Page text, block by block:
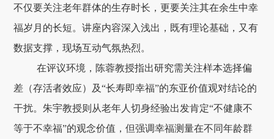
不仅要关注老年群体的生存时长，更要关注其在余生中幸
福岁月的长短。讲座内容深入浅出，既有理论基础，又有
数据支撑，现场互动气氛热烈。
在评议环境，陈蓉教授指出研究需关注样本选择偏
差（存活者效应）及“长寿即幸福”的东亚价值观对结论的
干扰。朱宇教授则从老年人切身经验出发肯定“不健康不
等于不幸福”的观念价值，但强调幸福测量在不同年龄群